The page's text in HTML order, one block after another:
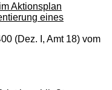
Aktionsplan
eines
(Dez. I, Amt 18) vom